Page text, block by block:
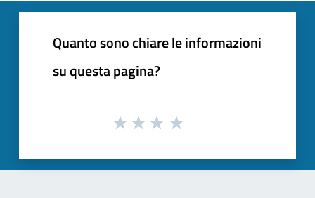
Quanto sono chiare le informazioni
su questa pagina?